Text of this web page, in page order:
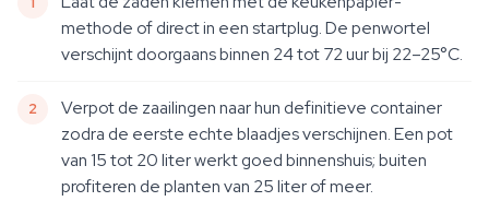
methode of direct in een startplug. De penwortel
verschijnt doorgaans binnen 24 tot 72 uur bij 22–25°C.
Verpot de zaailingen naar hun definitieve container
zodra de eerste echte blaadjes verschijnen. Een pot
van 15 tot 20 liter werkt goed binnenshuis; buiten
profiteren de planten van 25 liter of meer.